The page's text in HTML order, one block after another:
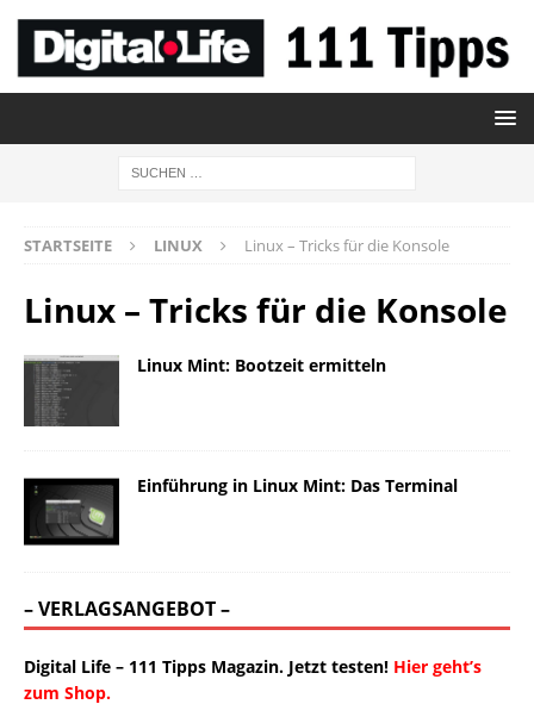
STARTSEITE LINUX Linux – Tricks für die Konsole
Linux – Tricks für die Konsole
Linux Mint: Bootzeit ermitteln
Einführung in Linux Mint: Das Terminal
– VERLAGSANGEBOT –
Digital Life – 111 Tipps Magazin. Jetzt testen! Hier geht’s
zum Shop.